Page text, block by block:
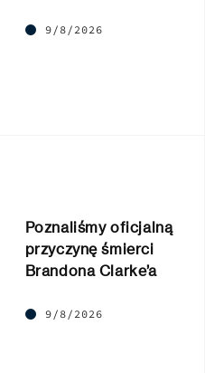
9/8/2026
Poznaliśmy oficjalną
przyczynę śmierci
Brandona Clarke’a
9/8/2026